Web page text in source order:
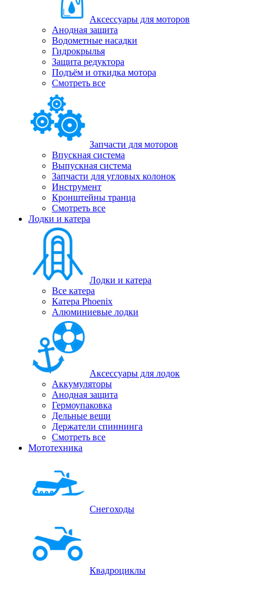
Аксессуары для моторов
Анодная защита
Водометные насадки
Гидрокрылья
Защита редуктора
Подъём и откидка мотора
Смотреть все
Запчасти для моторов
Впускная система
Выпускная система
Запчасти для угловых колонок
Инструмент
Кронштейны транца
Смотреть все
Лодки и катера
Лодки и катера
Все катера
Катера Phoenix
Алюминиевые лодки
Аксессуары для лодок
Аккумуляторы
Анодная защита
Гермоупаковка
Дельные вещи
Держатели спиннинга
Смотреть все
Мототехника
Снегоходы
Квадроциклы